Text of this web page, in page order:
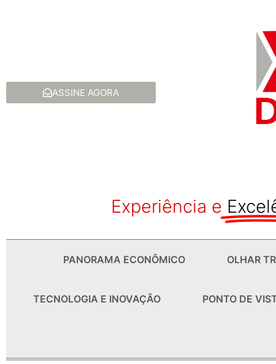
ASSINE AGORA
Experiência e
PANORAMA ECONÔMICO OLHAR
TECNOLOGIA E INOVAÇÃO PONTO DE